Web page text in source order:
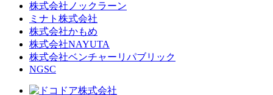
株式会社ノックラーン
ミナト株式会社
株式会社かもめ
株式会社NAYUTA
株式会社ベンチャーリパブリック
NGSC